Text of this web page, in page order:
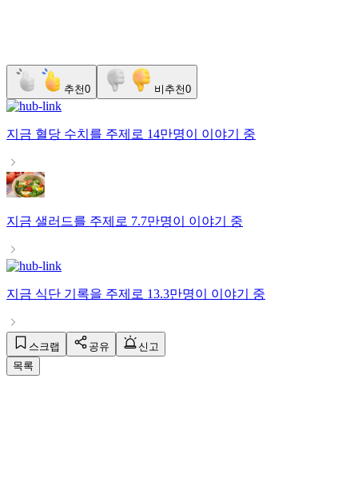
추천0 비추천0
지금 혈당 수치 를 주제로 14만명이 이야기 중
지금 샐러드를 주제로 7.7만명이 이야기 중
지금 식단 기록을 주제로 13.3만명이 이야기 중
스크랩 공유
신고
목록